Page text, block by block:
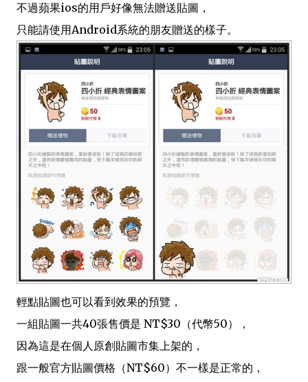
不過蘋果ios的用戶好像無法贈送貼圖，
只能請使用Android系統的朋友贈送的樣子。
輕點貼圖也可以看到效果的預覽，
一組貼圖一共40張售價是 NT$30（代幣50），
因為這是在個人原創貼圖市集上架的，
跟一般官方貼圖價格（NT$60）不一樣是正常的，